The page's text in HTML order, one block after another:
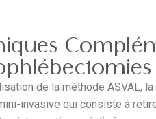
de la méthode ASVAL,
invasive qui consiste à